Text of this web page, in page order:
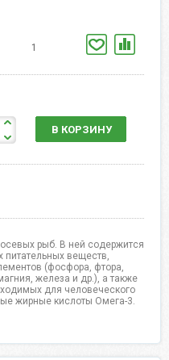
1
В КОРЗИНУ
рыб. В ней содержится
питательных веществ,
(фосфора, фтора,
железа и др.), а также
для человеческого
жирные кислоты Омега-3.